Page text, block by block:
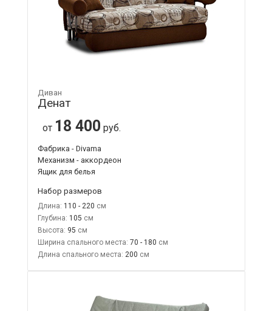
Диван
Денат
от 18 400 руб.
Фабрика - Divama
Механизм - аккордеон
Ящик для белья
Набор размеров
Длина: 110 - 220
Глубина: 105
Высота: 95
Ширина спального места: 70 - 180
Длина спального места: 200